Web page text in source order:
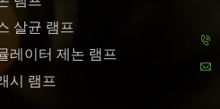
살균 램프
레이터 제논 램프
시 램프